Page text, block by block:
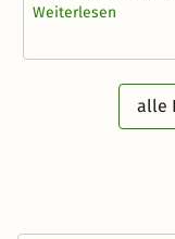
Weiterlesen
alle